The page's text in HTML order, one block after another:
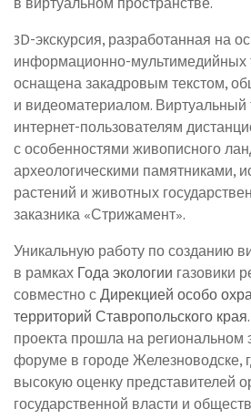
3D-экскурсия, разработанная на
информационно-мультимедийных
оснащена закадровым текстом,
и видеоматериалом. Виртуальный
интернет-пользователям
с особенностями живописного
археологическими памятниками,
растений и животных
заказника «Стрижамент».
Уникальную работу по созданию
в рамкахГода экологии газовики
совместно сДирекцией особо
территорий Ставропольского края
проекта прошла на региональном
форуме в городе Железноводске,
высокую оценку представителей
государственной власти и